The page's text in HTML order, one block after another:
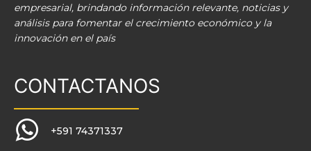
empresarial, brindando información relevante, noticias y
análisis para fomentar el crecimiento económico y la
innovación en el país
CONTACTANOS
+591 74371337